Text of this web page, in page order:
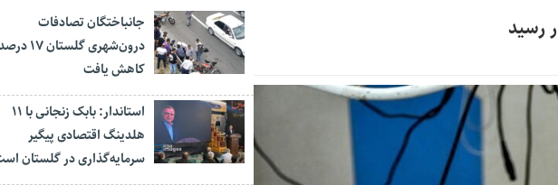
رسید
جانباختگان تصادفات
درون‌شهری گلستان ۱۷
کاهش یافت
استاندار: بابک زنجانی با ۱۱
هلدینگ اقتصادی پیگیر
سرمایه‌گذاری در گلستان